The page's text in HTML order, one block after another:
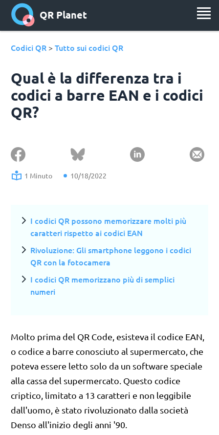
QR Planet
Codici QR >Tutto sui codici QR
Qual è la differenza tra i
codici a barre EAN e i codici
QR?
1 Minuto 10/18/2022
I codici QR possono memorizzare molti più
caratteri rispetto ai codici EAN
Rivoluzione: Gli smartphone leggono i codici
QR con la fotocamera
I codici QR memorizzano più di semplici
numeri
Molto prima del QR Code, esisteva il codice EAN,
o codice a barre conosciuto al supermercato, che
poteva essere letto solo da un software speciale
alla cassa del supermercato. Questo codice
criptico, limitato a 13 caratteri e non leggibile
dall'uomo, è stato rivoluzionato dalla società
Denso all'inizio degli anni '90.